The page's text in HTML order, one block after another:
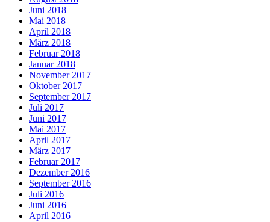
Juni 2018
Mai 2018
April 2018
März 2018
Februar 2018
Januar 2018
November 2017
Oktober 2017
September 2017
Juli 2017
Juni 2017
Mai 2017
April 2017
März 2017
Februar 2017
Dezember 2016
September 2016
Juli 2016
Juni 2016
April 2016